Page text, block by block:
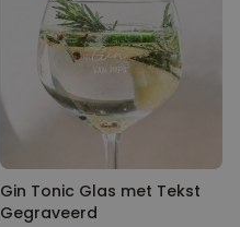
Gin Tonic Glas met Tekst
Gegraveerd